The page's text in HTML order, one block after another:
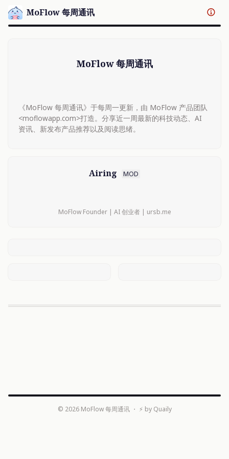
MoFlow 每周通讯
MoFlow 每周通讯
《MoFlow 每周通讯》于每周一更新，由 MoFlow 产品团队
<moflowapp.com>打造。分享近一周最新的科技动态、AI
资讯、新发布产品推荐以及阅读思绪。
Airing MOD
MoFlow Founder | AI 创业者 | ursb.me
© 2026 MoFlow 每周通讯・ ⚡ by Quaily